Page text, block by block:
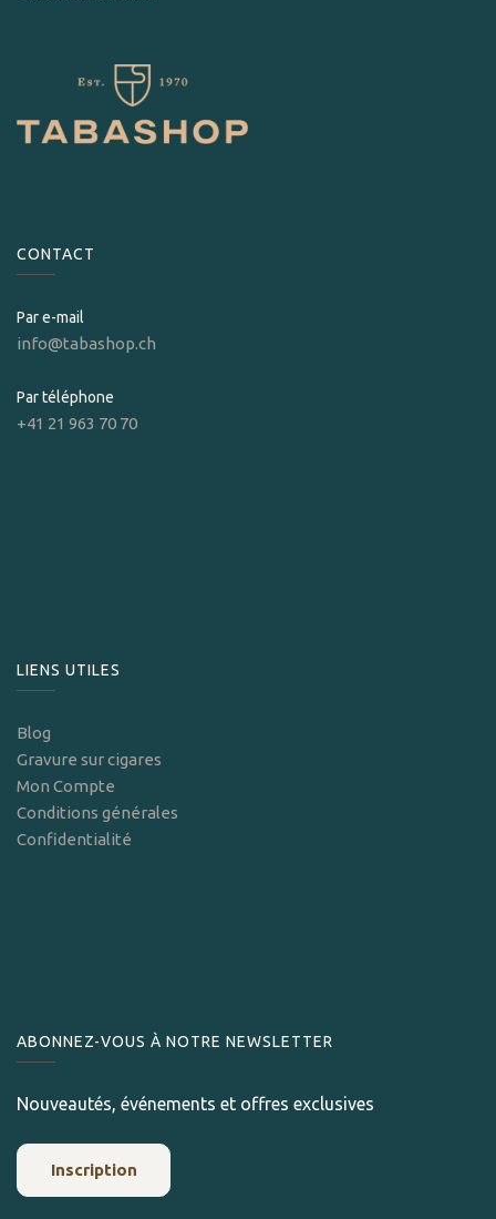
CONTACT
Par e-mail
info@tabashop.ch
Par téléphone
+41 21 963 70 70
LIENS UTILES
Blog
Gravure sur cigares
Mon Compte
Conditions générales
Confidentialité
ABONNEZ-VOUS À NOTRE NEWSLETTER
Nouveautés, événements et offres exclusives
Inscription